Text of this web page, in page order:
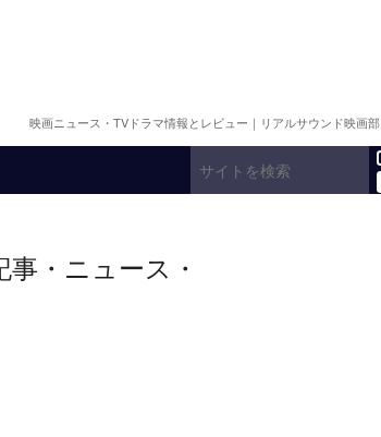
映画ニュース・TVドラマ情報とレビュー｜リアルサウンド映画部
事・ニュース・